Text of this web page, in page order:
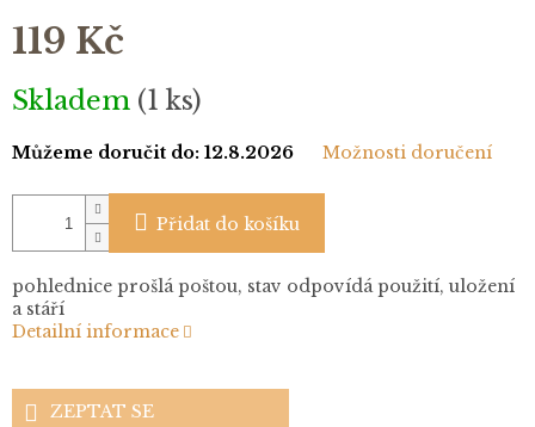
119 Kč
Měrná
cena:
Skladem (1 ks)
Můžeme doručit do: 12.8.2026 Možnosti doručení
Přidat do košíku
pohlednice prošlá poštou, stav odpovídá použití, uložení
a stáří
Detailní informace
ZEPTAT SE